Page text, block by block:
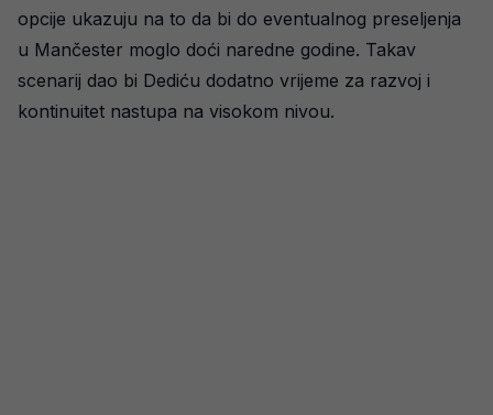
opcije ukazuju na to da bi do eventualnog preseljenja
u Mančester moglo doći naredne godine. Takav
scenarij dao bi Dediću dodatno vrijeme za razvoj i
kontinuitet nastupa na visokom nivou.